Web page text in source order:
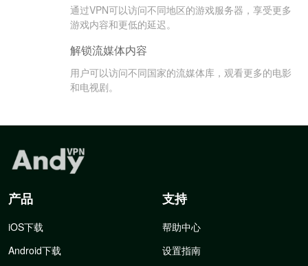
通过VPN可以访问不同地区的游戏服务器，享受更多
游戏内容和更低的延迟。
解锁流媒体内容
用户可以访问不同国家的流媒体库，观看更多的电影
和电视剧。
产品
iOS下载
Android下载
支持
帮助中心
设置指南